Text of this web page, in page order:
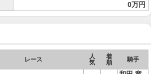
0万円
レース
人
気
着
順
騎手